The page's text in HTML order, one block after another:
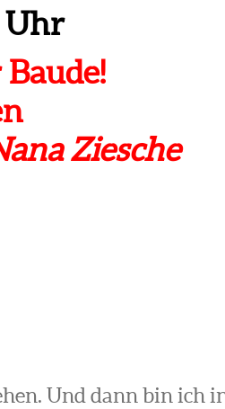
Uhr
Ziesche
Und dann bin ich